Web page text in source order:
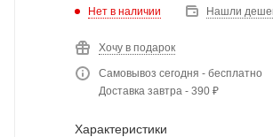
Нет в наличии Нашли
Хочу в подарок
Самовывоз сегодня - бесплатно
Доставка завтра - 390 ₽
Характеристики